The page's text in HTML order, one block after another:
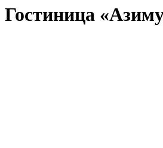
Гостиница